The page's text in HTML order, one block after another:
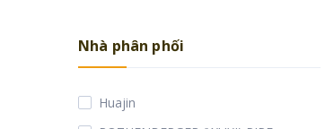
Nhà phân phối
Huajin